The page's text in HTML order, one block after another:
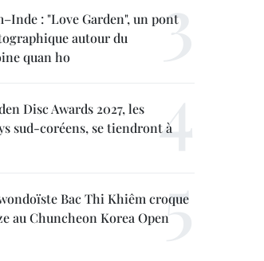
: "Love Garden", un pont
autour du
quan ho
Disc Awards 2027, les
sud-coréens, se tiendront à
Bac Thi Khiêm croque
au Chuncheon Korea Open